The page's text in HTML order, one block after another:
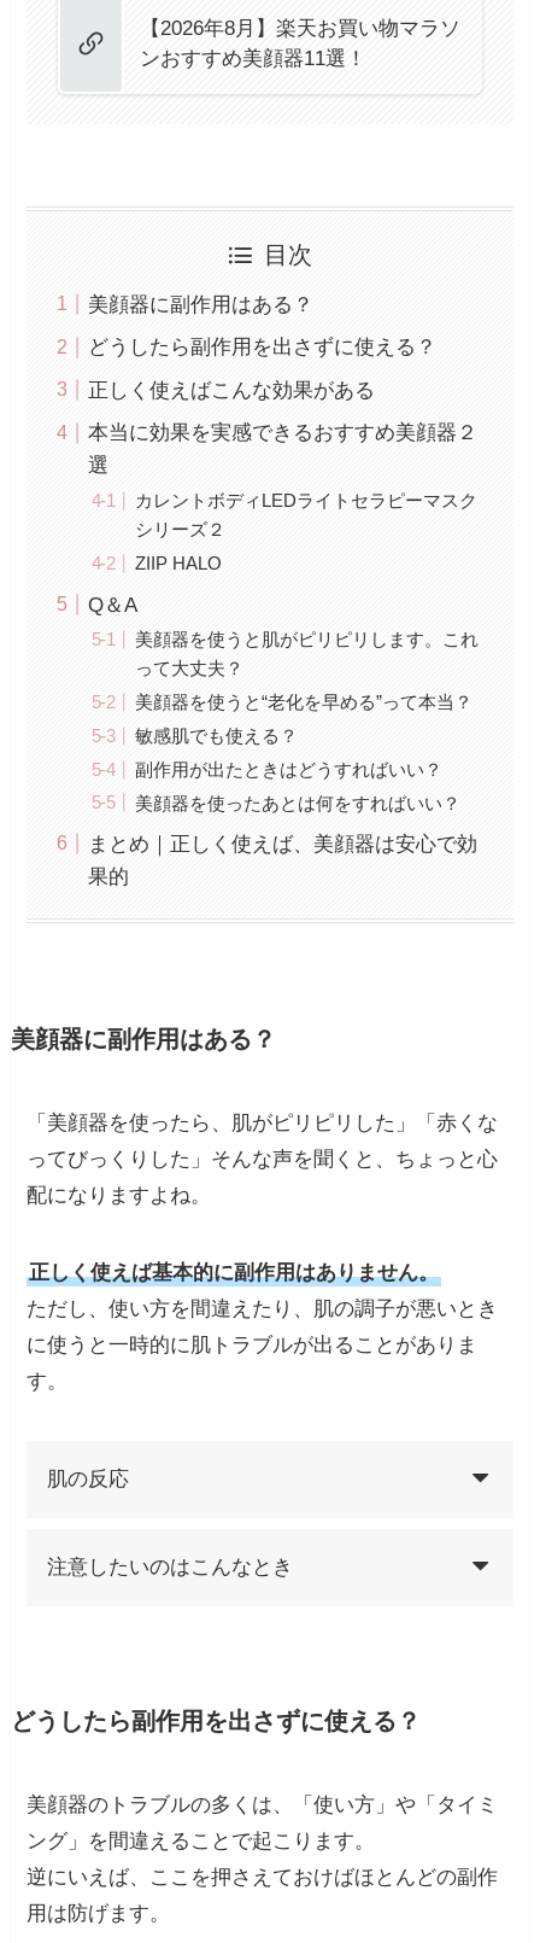
【2026年8月】楽天お買い物マラソ
ンおすすめ美顔器11選！
目次
美顔器に副作用はある？
どうしたら副作用を出さずに使える？
正しく使えばこんな効果がある
本当に効果を実感できるおすすめ美顔器２
選
カレントボディLEDライトセラピーマスク
シリーズ２
ZIIP HALO
Q＆A
美顔器を使うと肌がピリピリします。これ
って大丈夫？
美顔器を使うと“老化を早める”って本当？
敏感肌でも使える？
副作用が出たときはどうすればいい？
美顔器を使ったあとは何をすればいい？
まとめ｜正しく使えば、美顔器は安心で効
果的
美顔器に副作用はある？
「美顔器を使ったら、肌がピリピリした」「赤くな
ってびっくりした」そんな声を聞くと、ちょっと心
配になりますよね。
正しく使えば基本的に副作用はありません。
ただし、使い方を間違えたり、肌の調子が悪いとき
に使うと一時的に肌トラブルが出ることがありま
す。
肌の反応
注意したいのはこんなとき
どうしたら副作用を出さずに使える？
美顔器のトラブルの多くは、「使い方」や「タイミ
ング」を間違えることで起こります。
逆にいえば、ここを押さえておけばほとんどの副作
用は防げます。